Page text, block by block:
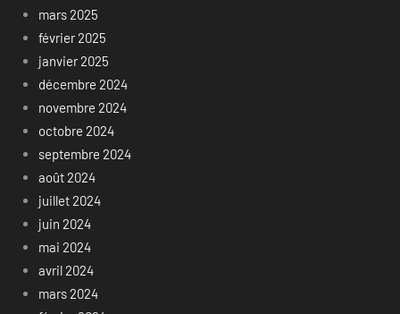
mars 2025
février 2025
janvier 2025
décembre 2024
novembre 2024
octobre 2024
septembre 2024
août 2024
juillet 2024
juin 2024
mai 2024
avril 2024
mars 2024